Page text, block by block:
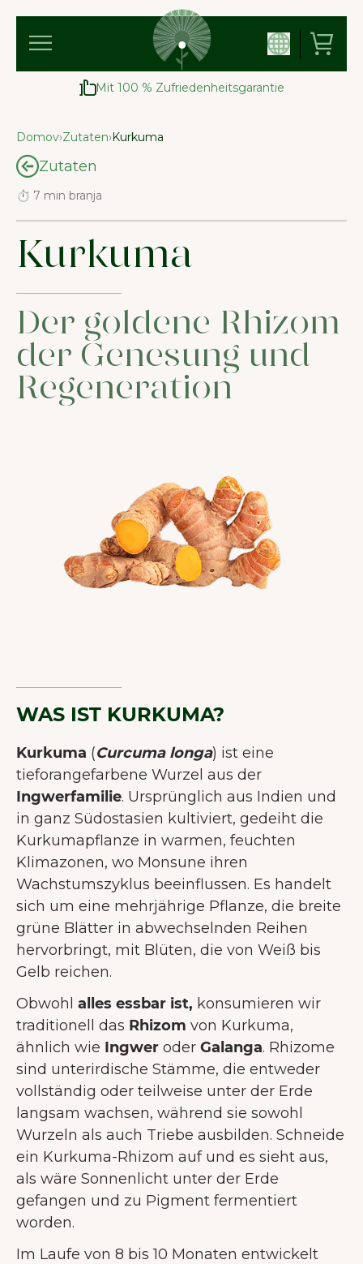
Mit 100 % Zufriedenheitsgarantie
Domov›Zutaten›Kurkuma
Zutaten
⏱ 7 min branja
Kurkuma
Der goldene Rhizom
der Genesung und
Regeneration
WAS IST KURKUMA?
Kurkuma (Curcuma longa) ist eine
tieforangefarbene Wurzel aus der
Ingwerfamilie. Ursprünglich aus Indien und
in ganz Südostasien kultiviert, gedeiht die
Kurkumapflanze in warmen, feuchten
Klimazonen, wo Monsune ihren
Wachstumszyklus beeinflussen. Es handelt
sich um eine mehrjährige Pflanze, die breite
grüne Blätter in abwechselnden Reihen
hervorbringt, mit Blüten, die von Weiß bis
Gelb reichen.
Obwohl alles essbar ist, konsumieren wir
traditionell das Rhizom von Kurkuma,
ähnlich wie Ingwer oder Galanga. Rhizome
sind unterirdische Stämme, die entweder
vollständig oder teilweise unter der Erde
langsam wachsen, während sie sowohl
Wurzeln als auch Triebe ausbilden. Schneide
ein Kurkuma-Rhizom auf und es sieht aus,
als wäre Sonnenlicht unter der Erde
gefangen und zu Pigment fermentiert
worden.
Im Laufe von 8 bis 10 Monaten entwickelt